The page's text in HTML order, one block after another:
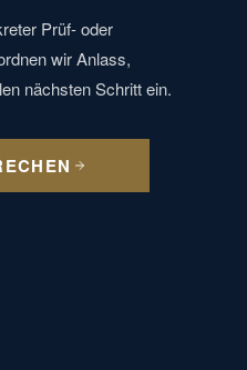
Prüf- oder
wir Anlass,
nächsten Schritt ein.